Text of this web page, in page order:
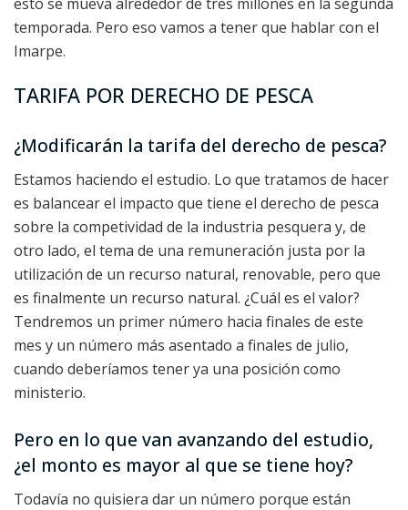
temporada. Pero eso vamos a tener que hablar con el
Imarpe.
TARIFA POR DERECHO DE PESCA
¿Modificarán la tarifa del derecho de pesca?
Estamos haciendo el estudio. Lo que tratamos de hacer
es balancear el impacto que tiene el derecho de pesca
sobre la competividad de la industria pesquera y, de
otro lado, el tema de una remuneración justa por la
utilización de un recurso natural, renovable, pero que
es finalmente un recurso natural. ¿Cuál es el valor?
Tendremos un primer número hacia finales de este
mes y un número más asentado a finales de julio,
cuando deberíamos tener ya una posición como
ministerio.
Pero en lo que van avanzando del estudio,
¿el monto es mayor al que se tiene hoy?
Todavía no quisiera dar un número porque están